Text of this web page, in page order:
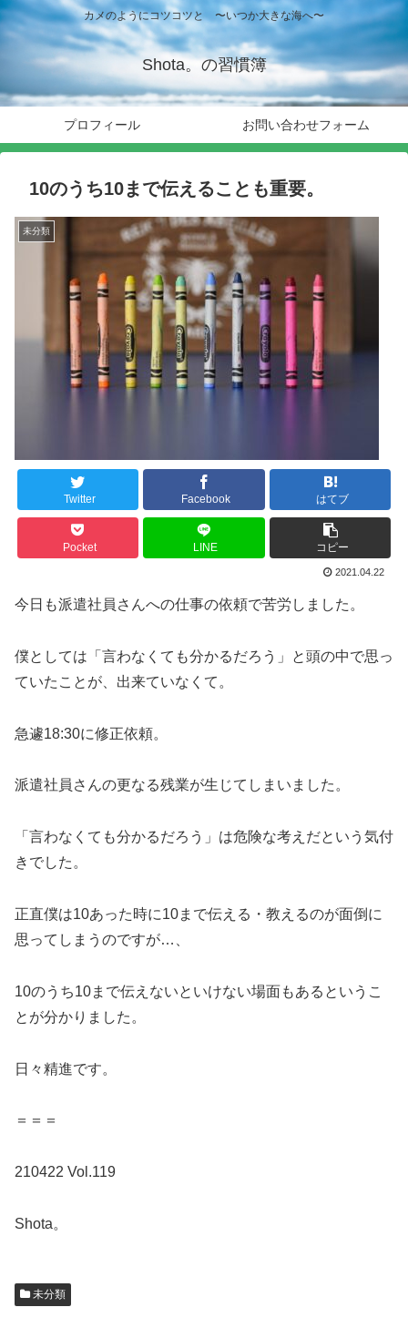
カメのようにコツコツと 〜いつか大きな海へ〜
Shota。の習慣簿
プロフィール お問い合わせフォーム
10のうち10まで伝えることも重要。
未分類
Twitter Facebook はてブ
Pocket LINE コピー
2021.04.22
今日も派遣社員さんへの仕事の依頼で苦労しました。
僕としては「言わなくても分かるだろう」と頭の中で思っ
ていたことが、出来ていなくて。
急遽18:30に修正依頼。
派遣社員さんの更なる残業が生じてしまいました。
「言わなくても分かるだろう」は危険な考えだという気付
きでした。
正直僕は10あった時に10まで伝える・教えるのが面倒に
思ってしまうのですが…、
10のうち10まで伝えないといけない場面もあるというこ
とが分かりました。
日々精進です。
＝＝＝
210422 Vol.119
Shota。
未分類